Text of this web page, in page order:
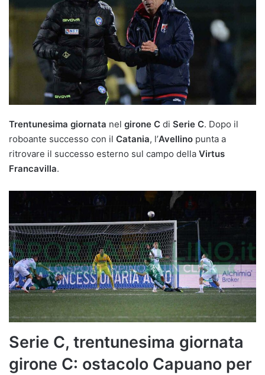
Trentunesima giornata nel girone C di Serie C. Dopo il
roboante successo con il Catania, l’Avellino punta a
ritrovare il successo esterno sul campo della Virtus
Francavilla.
Serie C, trentunesima giornata
girone C: ostacolo Capuano per